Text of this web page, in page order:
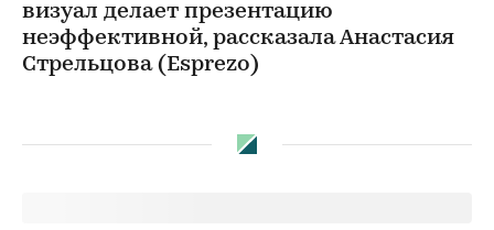
визуал делает презентацию
неэффективной, рассказала Анастасия
Стрельцова (Esprezo)